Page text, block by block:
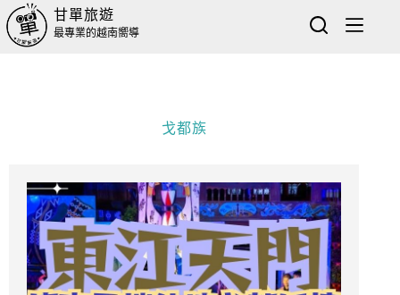
甘單旅遊
最專業的越南嚮導
戈都族